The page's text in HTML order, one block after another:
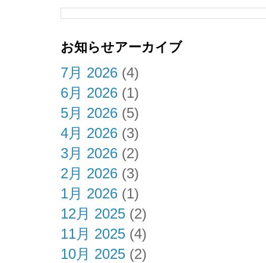
お知らせアーカイブ
7月 2026 (4)
6月 2026 (1)
5月 2026 (5)
4月 2026 (3)
3月 2026 (2)
2月 2026 (3)
1月 2026 (1)
12月 2025 (2)
11月 2025 (4)
10月 2025 (2)